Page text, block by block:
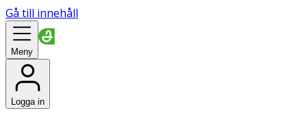
Gå till innehåll
Meny
Logga in